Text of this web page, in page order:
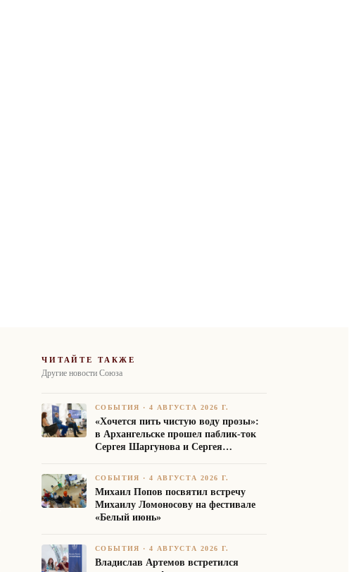
ЧИТАЙТЕ ТАКЖЕ
Другие новости Союза
СОБЫТИЯ ·4 АВГУСТА 2026 Г.
«Хочется пить чистую воду прозы»:
в Архангельске прошел паблик-ток
Сергея Шаргунова и Сергея
СОБЫТИЯ ·4 АВГУСТА 2026 Г.
Михаил Попов посвятил встречу
Михаилу Ломоносову на фестивале
«Белый июнь»
СОБЫТИЯ ·4 АВГУСТА 2026 Г.
Владислав Артемов встретился